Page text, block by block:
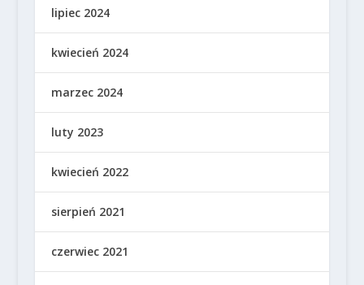
lipiec 2024
kwiecień 2024
marzec 2024
luty 2023
kwiecień 2022
sierpień 2021
czerwiec 2021